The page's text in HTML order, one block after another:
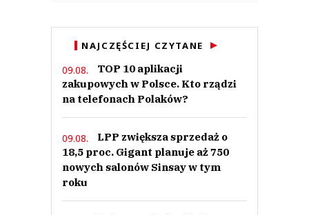
NAJCZĘŚCIEJ CZYTANE
09.08.
TOP 10 aplikacji
zakupowych w Polsce. Kto rządzi
na telefonach Polaków?
09.08.
LPP zwiększa sprzedaż o
18,5 proc. Gigant planuje aż 750
nowych salonów Sinsay w tym
roku